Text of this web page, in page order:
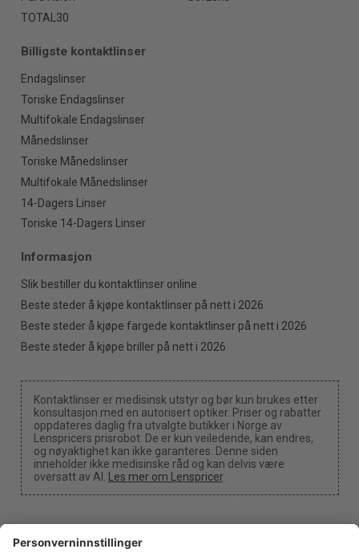
TOTAL30
Billigste kontaktlinser
Endagslinser
Toriske Endagslinser
Multifokale Endagslinser
Månedslinser
Toriske Månedslinser
Multifokale Månedslinser
14-Dagers Linser
Toriske 14-Dagers Linser
Informasjon
Slik bestiller du kontaktlinser online
Beste steder å kjøpe kontaktlinser på nett i 2026
Beste steder å kjøpe fargede kontaktlinser på nett i 2026
Beste steder å kjøpe briller på nett i 2026
Kontaktlinser er medisinsk utstyr og bør kun brukes etter
konsultasjon med en autorisert optiker. Priser og rabatter
oppdateres daglig fra utvalgte butikker i Norge av
Lenspricers prisrobot. De er kun veiledende, kan endres,
og nøyaktighet kan ikke garanteres. Denne siden
inneholder ikke medisinske råd og kan delvis være
oversatt av AI. Les mer om Lenspricer.